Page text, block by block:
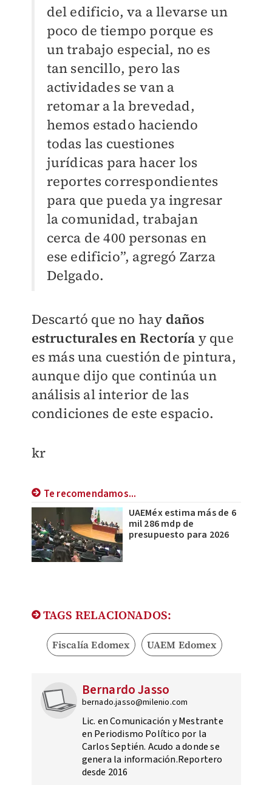
del edificio, va a llevarse un
poco de tiempo porque es
un trabajo especial, no es
tan sencillo, pero las
actividades se van a
retomar a la brevedad,
hemos estado haciendo
todas las cuestiones
jurídicas para hacer los
reportes correspondientes
para que pueda ya ingresar
la comunidad, trabajan
cerca de 400 personas en
ese edificio”, agregó Zarza
Delgado.
Descartó que no hay daños
estructurales en Rectoría y que
es más una cuestión de pintura,
aunque dijo que continúa un
análisis al interior de las
condiciones de este espacio.
kr
Te recomendamos...
UAEMéx estima más de 6
mil 286 mdp de
presupuesto para 2026
TAGS RELACIONADOS:
Fiscalía Edomex UAEM Edomex
Bernardo Jasso
bernado.jasso@milenio.com
Lic. en Comunicación y Mestrante
en Periodismo Político por la
Carlos Septién. Acudo a donde se
genera la información.Reportero
desde 2016